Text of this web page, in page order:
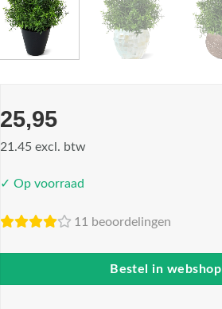
25,95
21.45 excl. btw
✓ Op voorraad
11 beoordelingen
Bestel in webshop